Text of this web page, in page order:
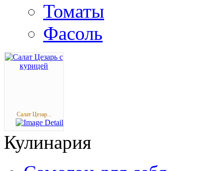
Томаты
Фасоль
Салат Цезар...
Кулинария